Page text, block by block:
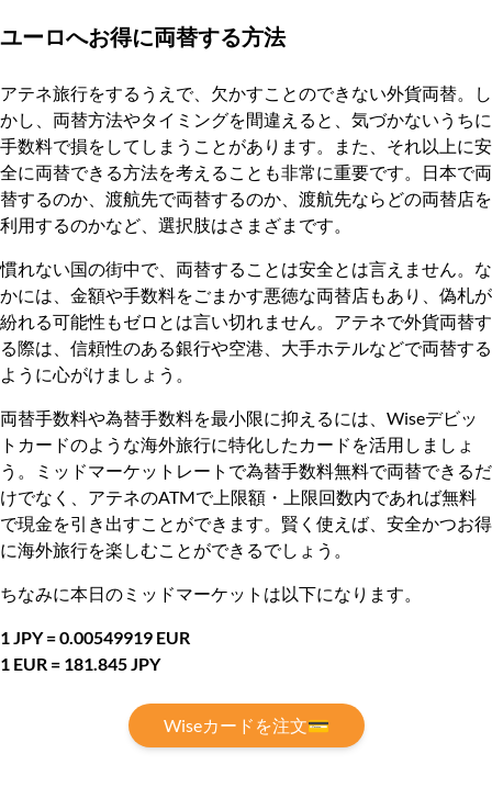
ユーロへお得に両替する方法
アテネ旅行をするうえで、欠かすことのできない外貨両替。し
かし、両替方法やタイミングを間違えると、気づかないうちに
手数料で損をしてしまうことがあります。また、それ以上に安
全に両替できる方法を考えることも非常に重要です。日本で両
替するのか、渡航先で両替するのか、渡航先ならどの両替店を
利用するのかなど、選択肢はさまざまです。
慣れない国の街中で、両替することは安全とは言えません。な
かには、金額や手数料をごまかす悪徳な両替店もあり、偽札が
紛れる可能性もゼロとは言い切れません。アテネで外貨両替す
る際は、信頼性のある銀行や空港、大手ホテルなどで両替する
ように心がけましょう。
両替手数料や為替手数料を最小限に抑えるには、Wiseデビッ
トカードのような海外旅行に特化したカードを活用しましょ
う。ミッドマーケットレートで為替手数料無料で両替できるだ
けでなく、アテネのATMで上限額・上限回数内であれば無料
で現金を引き出すことができます。賢く使えば、安全かつお得
に海外旅行を楽しむことができるでしょう。
ちなみに本日のミッドマーケットは以下になります。
1 JPY = 0.00549919 EUR
1 EUR = 181.845 JPY
Wiseカードを注文💳